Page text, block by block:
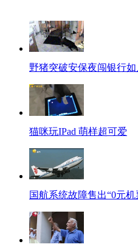
野猪突破安保夜闯银行
猫咪玩IPad 萌样超可爱
国航系统故障售出“0元机